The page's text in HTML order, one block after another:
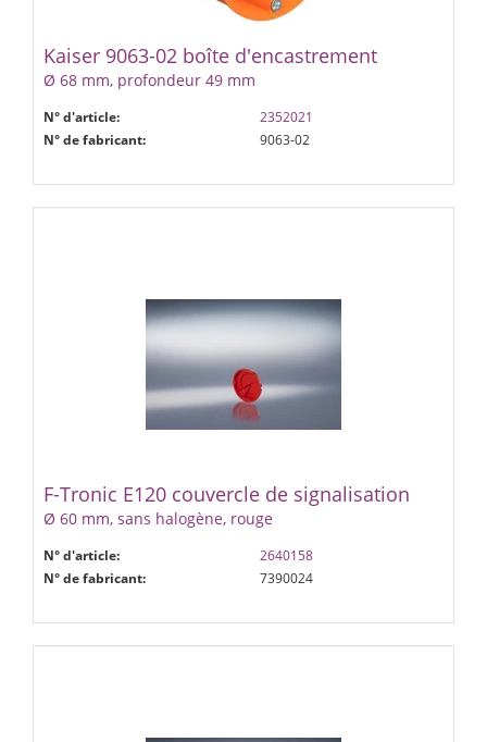
Kaiser 9063-02 boîte d'encastrement
Ø 68 mm, profondeur 49 mm
N° d'article:
2352021
N° de fabricant:
9063-02
F-Tronic E120 couvercle de signalisation
Ø 60 mm, sans halogène, rouge
N° d'article:
2640158
N° de fabricant:
7390024